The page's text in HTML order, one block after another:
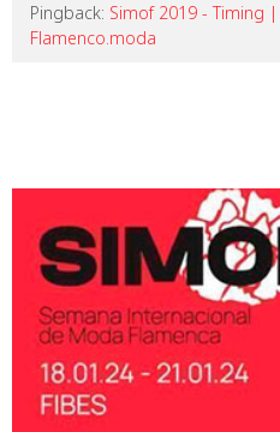
Pingback: Simof 2019 - Timing
Flamenco.moda